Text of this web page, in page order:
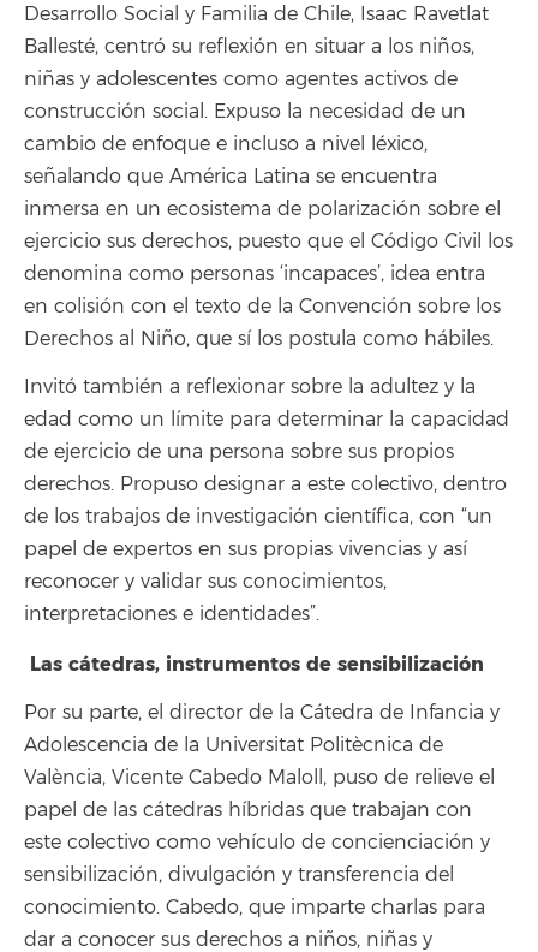
Desarrollo Social y Familia de Chile, Isaac Ravetlat
Ballesté, centró su reflexión en situar a los niños,
niñas y adolescentes como agentes activos de
construcción social. Expuso la necesidad de un
cambio de enfoque e incluso a nivel léxico,
señalando que América Latina se encuentra
inmersa en un ecosistema de polarización sobre el
ejercicio sus derechos, puesto que el Código Civil los
denomina como personas ‘incapaces’, idea entra
en colisión con el texto de la Convención sobre los
Derechos al Niño, que sí los postula como hábiles.
Invitó también a reflexionar sobre la adultez y la
edad como un límite para determinar la capacidad
de ejercicio de una persona sobre sus propios
derechos. Propuso designar a este colectivo, dentro
de los trabajos de investigación científica, con “un
papel de expertos en sus propias vivencias y así
reconocer y validar sus conocimientos,
interpretaciones e identidades”.
Las cátedras, instrumentos de sensibilización
Por su parte, el director de la Cátedra de Infancia y
Adolescencia de la Universitat Politècnica de
València, Vicente Cabedo Maloll, puso de relieve el
papel de las cátedras híbridas que trabajan con
este colectivo como vehículo de concienciación y
sensibilización, divulgación y transferencia del
conocimiento. Cabedo, que imparte charlas para
dar a conocer sus derechos a niños, niñas y